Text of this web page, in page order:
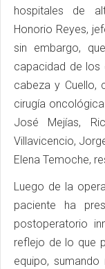
hospitales de
Honorio Reyes,
sin embargo,
capacidad de los
cabeza y Cuello,
cirugía
José Mejías,
Villavicencio,
Elena Temoche,
Luego de la
paciente ha
postoperatorio
reflejo de lo que
equipo,